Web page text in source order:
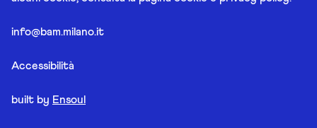
info@bam.milano.it
Accessibilità
built by Ensoul